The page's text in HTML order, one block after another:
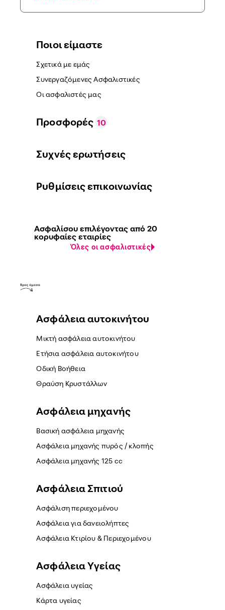
Ποιοι είμαστε
Σχετικά με εμάς
Συνεργαζόμενες Ασφαλιστικές
Οι ασφαλιστές μας
Προσφορές 10
Συχνές ερωτήσεις
Ρυθμίσεις επικοινωνίας
Ασφαλίσου επιλέγοντας από 20
κορυφαίες εταιρίες
Όλες οι ασφαλιστικές
Ασφάλεια αυτοκινήτου
Μικτή ασφάλεια αυτοκινήτου
Ετήσια ασφάλεια αυτοκινήτου
Οδική Βοήθεια
Θραύση Κρυστάλλων
Ασφάλεια μηχανής
Βασική ασφάλεια μηχανής
Ασφάλεια μηχανής πυρός / κλοπής
Ασφάλεια μηχανής 125 cc
Ασφάλεια Σπιτιού
Ασφάλιση περιεχομένου
Ασφάλεια για δανειολήπτες
Ασφάλεια Κτιρίου & Περιεχομένου
Ασφάλεια Yγείας
Ασφάλεια υγείας
Κάρτα υγείας